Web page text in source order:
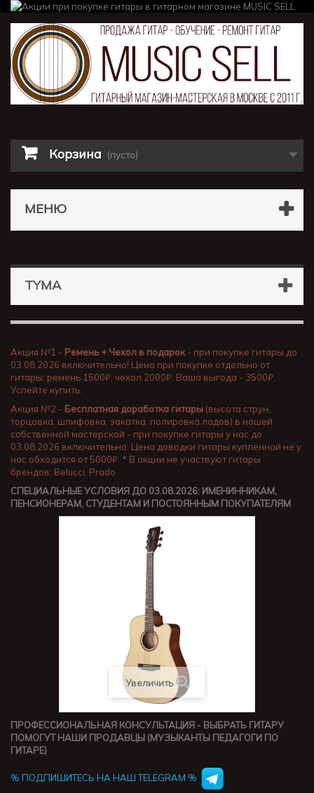
Корзина (пусто)
МЕНЮ
TYMA
Акция №1 - Ремень + Чехол в подарок - при покупке гитары до
03.08.2026 включительно! Цена при покупке отдельно от
гитары: ремень 1500₽, чехол 2000₽. Ваша выгода - 3500₽.
Успейте купить.
Акция №2 - Бесплатная доработка гитары (высота струн,
торцовка, шлифовка, закатка, полировка ладов) в нашей
собственной мастерской - при покупке гитары у нас до
03.08.2026 включительно. Цена доводки гитары купленной не у
нас обходится от 5000₽. * В акции не участвуют гитары
брендов: Belucci, Prado
СПЕЦИАЛЬНЫЕ УСЛОВИЯ ДО 03.08.2026: ИМЕНИННИКАМ,
ПЕНСИОНЕРАМ, СТУДЕНТАМ И ПОСТОЯННЫМ ПОКУПАТЕЛЯМ
Увеличить
ПРОФЕССИОНАЛЬНАЯ КОНСУЛЬТАЦИЯ - ВЫБРАТЬ ГИТАРУ
ПОМОГУТ НАШИ ПРОДАВЦЫ (МУЗЫКАНТЫ ПЕДАГОГИ ПО
ГИТАРЕ)
% ПОДПИШИТЕСЬ НА НАШ TELEGRAM %